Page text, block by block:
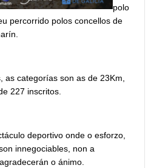
polo
percorrido polos concellos de
as categorías son as de 23Km,
227 inscritos.
deportivo onde o esforzo,
innegociables, non a
o ánimo.